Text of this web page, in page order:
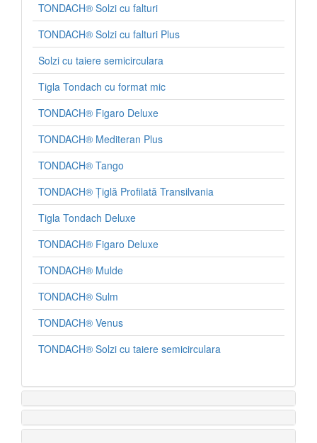
Tigla metalica
Budmat
Tigla ceramica
Tondach
profesionale pentru
TONDACH® Solzi cu falturi
TONDACH® Solzi cu falturi Plus
Solzi cu taiere semicirculara
Tigla Tondach cu format mic
TONDACH® Figaro Deluxe
TONDACH® Mediteran Plus
TONDACH® Tango
TONDACH® Țiglă Profilată Transilvania
Tigla Tondach Deluxe
TONDACH® Figaro Deluxe
TONDACH® Mulde
TONDACH® Sulm
TONDACH® Venus
TONDACH® Solzi cu taiere semicirculara